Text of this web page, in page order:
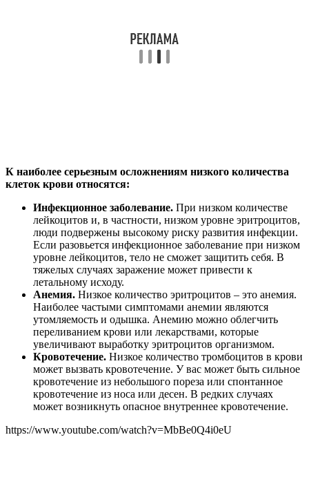
К наиболее серьезным осложнениям низкого количества
клеток крови относятся:
Инфекционное заболевание. При низком количестве
лейкоцитов и, в частности, низком уровне эритроцитов,
люди подвержены высокому риску развития инфекции.
Если разовьется инфекционное заболевание при низком
уровне лейкоцитов, тело не сможет защитить себя. В
тяжелых случаях заражение может привести к
летальному исходу.
Анемия. Низкое количество эритроцитов – это анемия.
Наиболее частыми симптомами анемии являются
утомляемость и одышка. Анемию можно облегчить
переливанием крови или лекарствами, которые
увеличивают выработку эритроцитов организмом.
Кровотечение. Низкое количество тромбоцитов в крови
может вызвать кровотечение. У вас может быть сильное
кровотечение из небольшого пореза или спонтанное
кровотечение из носа или десен. В редких случаях
может возникнуть опасное внутреннее кровотечение.
https://www.youtube.com/watch?v=MbBe0Q4i0eU